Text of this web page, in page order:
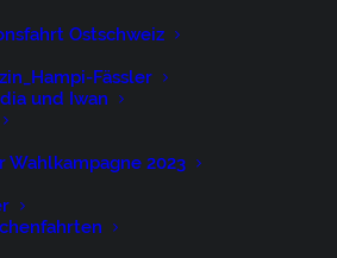
Ostschweiz
Fässler
und Iwan
Wahlkampagne 2023